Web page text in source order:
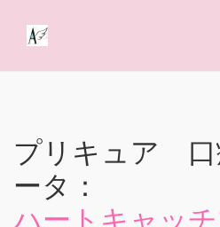
プリキュア 口
ータ：
ハートキャッ